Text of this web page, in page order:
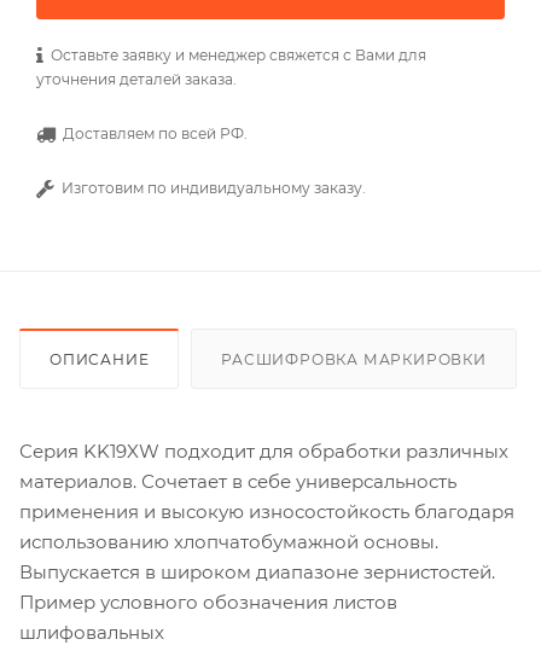
Оставьте заявку и менеджер свяжется с Вами для
уточнения деталей заказа.
Доставляем по всей РФ.
Изготовим по индивидуальному заказу.
ОПИСАНИЕ РАСШИФРОВКА МАРКИРОВКИ
Серия KK19XW подходит для обработки различных
материалов. Сочетает в себе универсальность
применения и высокую износостойкость благодаря
использованию хлопчатобумажной основы.
Выпускается в широком диапазоне зернистостей.
Пример условного обозначения листов
шлифовальных